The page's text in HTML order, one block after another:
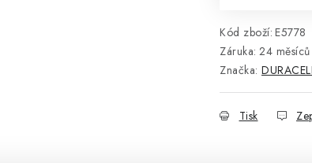
Kód zboží: E5778
Záruka: 24 měsíců
Značka:
Tisk